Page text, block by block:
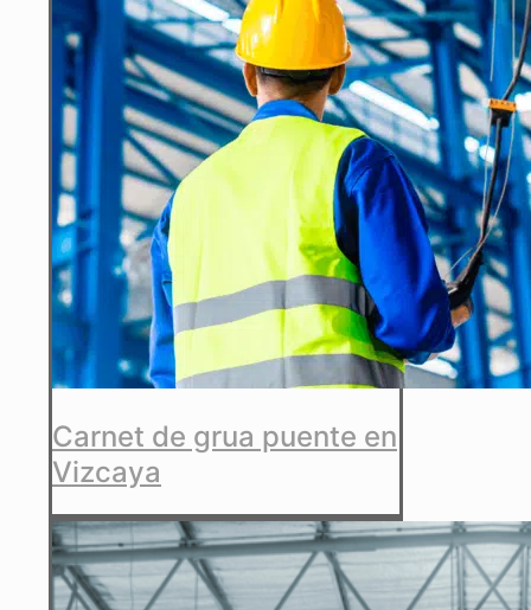
Carnet de grua puente en
Vizcaya